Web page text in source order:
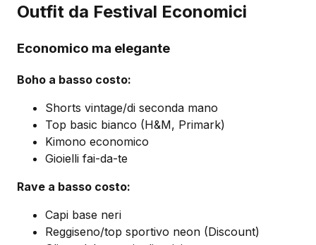
Outfit da Festival Economici
Economico ma elegante
Boho a basso costo:
Shorts vintage/di seconda mano
Top basic bianco (H&M, Primark)
Kimono economico
Gioielli fai-da-te
Rave a basso costo:
Capi base neri
Reggiseno/top sportivo neon (Discount)